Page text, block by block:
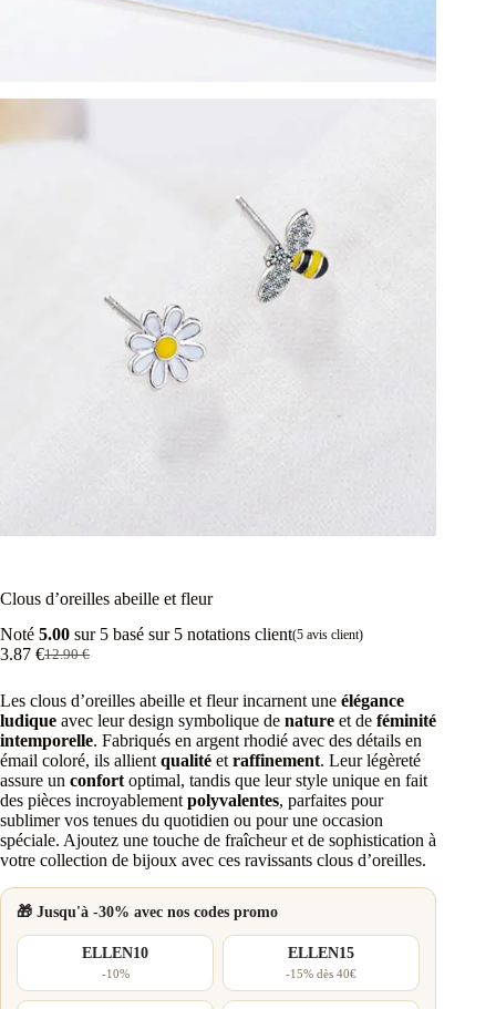
Clous d’oreilles abeille et fleur
Noté 5.00 sur 5 basé sur 5 notations client(5 avis client)
12.90€
Le
initial
était :
12.90 €.
3.87 €Le
actuel
est :
3.87 €.
Les clous d’oreilles abeille et fleur incarnent une élégance
ludique avec leur design symbolique de nature et de féminité
intemporelle. Fabriqués en argent rhodié avec des détails en
émail coloré, ils allient qualité et raffinement. Leur légèreté
assure un confort optimal, tandis que leur style unique en fait
des pièces incroyablement polyvalentes, parfaites pour
sublimer vos tenues du quotidien ou pour une occasion
spéciale. Ajoutez une touche de fraîcheur et de sophistication à
votre collection de bijoux avec ces ravissants clous d’oreilles.
🎁 Jusqu'à -30% avec nos codes promo
ELLEN10
-10%
ELLEN15
-15% dès 40€